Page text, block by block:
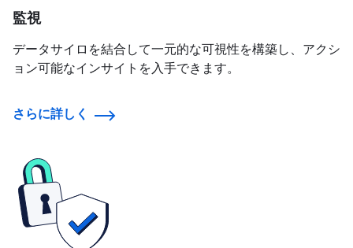
監視
データサイロを結合して一元的な可視性を構築し、アクシ
ョン可能なインサイトを入手できます。
さらに詳しく